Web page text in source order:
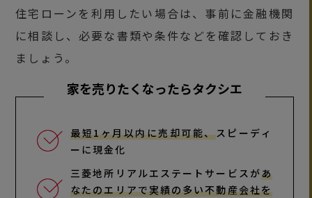
住宅ローンを利用したい場合は、事前に金融機関
に相談し、必要な書類や条件などを確認しておき
ましょう。
家を売りたくなったらタクシエ
最短1ヶ月以内に売却可能、スピーディ
ーに現金化
三菱地所リアルエステートサービスがあ
なたのエリアで実績の多い不動産会社を